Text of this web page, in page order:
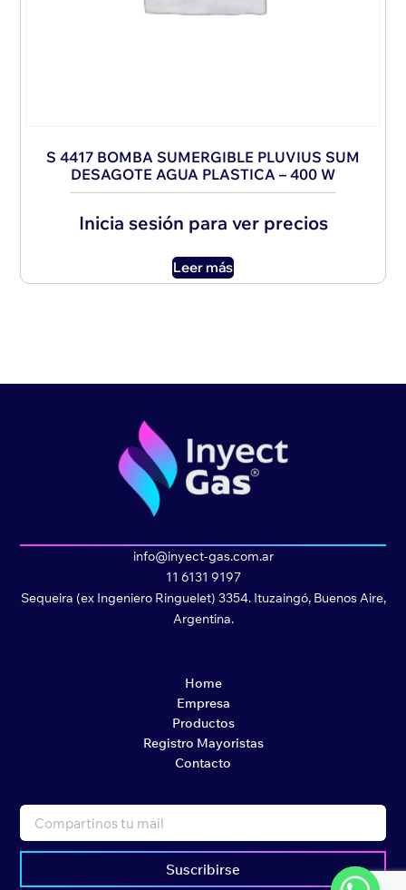
S 4417 BOMBA SUMERGIBLE PLUVIUS SUM
DESAGOTE AGUA PLASTICA – 400 W
Inicia sesión para ver precios
Leer más
info@inyect-gas.com.ar
11 6131 9197
Sequeira (ex Ingeniero Ringuelet) 3354. Ituzaingó, Buenos Aire,
Argentina.
Home
Empresa
Productos
Registro Mayoristas
Contacto
Suscribirse